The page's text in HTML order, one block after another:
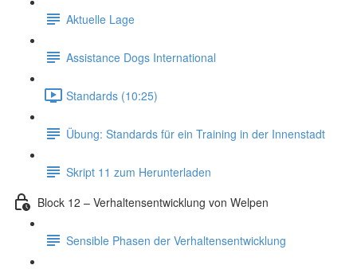
Aktuelle Lage
Assistance Dogs International
Standards (10:25)
Übung: Standards für ein Training in der Innenstadt
Skript 11 zum Herunterladen
Block 12 – Verhaltensentwicklung von Welpen
Sensible Phasen der Verhaltensentwicklung